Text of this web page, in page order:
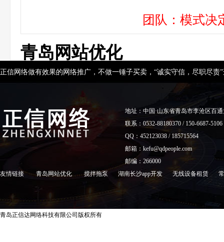
团队：模式决
青岛网站优化
正信网络做有效果的网络推广，不做一锤子买卖，“诚实守信，尽职尽责
地址：中国·山东省青岛市李沧区百
联系：0532-88180370 / 150-6687-5106
QQ：452123038 / 185715564
邮箱：kefu@qdpeople.com
邮编：266000
友情链接
青岛网站优化 搅拌拖泵 湖南长沙app开发 无线设备租赁
青岛正信达网络科技有限公司版权所有